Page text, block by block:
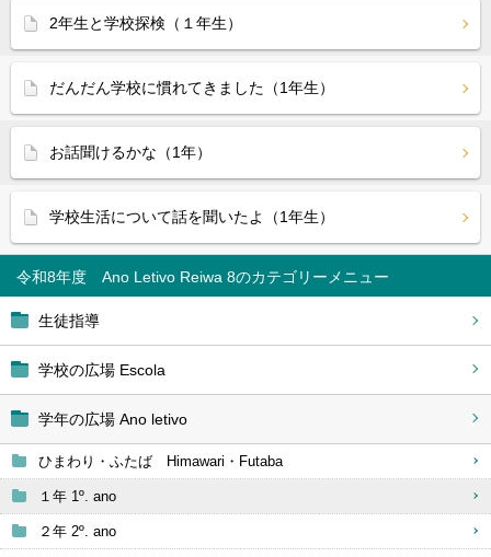
令和8年度 Ano Letivo Reiwa 8
生徒指導
学校の広場 Escola
学年の広場 Ano letivo
ひまわり・ふたば Himawari・Futaba
１年 1º. ano
２年 2º. ano
2年生と学校探検（１年生）
だんだん学校に慣れてきました（1年生）
お話聞けるかな（1年）
学校生活について話を聞いたよ（1年生）